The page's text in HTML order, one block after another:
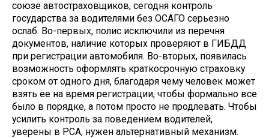
союзе автостраховщиков, сегодня контроль
государства за водителями без ОСАГО серьезно
ослаб. Во-первых, полис исключили из перечня
документов, наличие которых проверяют в ГИБДД
при регистрации автомобиля. Во-вторых, появилась
возможность оформлять краткосрочную страховку
сроком от одного дня, благодаря чему человек может
взять ее на время регистрации, чтобы формально все
было в порядке, а потом просто не продлевать. Чтобы
усилить контроль за поведением водителей,
уверены в РСА, нужен альтернативный механизм.